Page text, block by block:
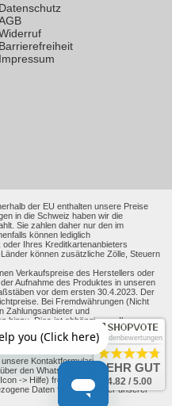
Datenschutz
Barrierefreiheit
Impressum
der EU enthalten unsere Preise
in die Schweiz haben wir die
Sie zahlen daher nur den im
können lediglich
Ihres Kreditkartenanbieters
können zusätzliche Zölle, Steuern
Verkaufspreise des Herstellers oder
Aufnahme des Produktes in unseren
vor dem ersten 30.4.2023. Der
Bei Fremdwährungen (Nicht
Zahlungsanbieter und
hinzu. Dies ist abhängig von Ihren
der Produkt-Seite und im Warenkorb
Sie haben verschiedene
Kontaktformulare, die Siehier
den WhatsApp Messenger oder das
-> Hilfe) freiwillig erreichen.
Daten finden sie unter unserer
Kundenbewertungen
SEHR GUT
4.82 / 5.00